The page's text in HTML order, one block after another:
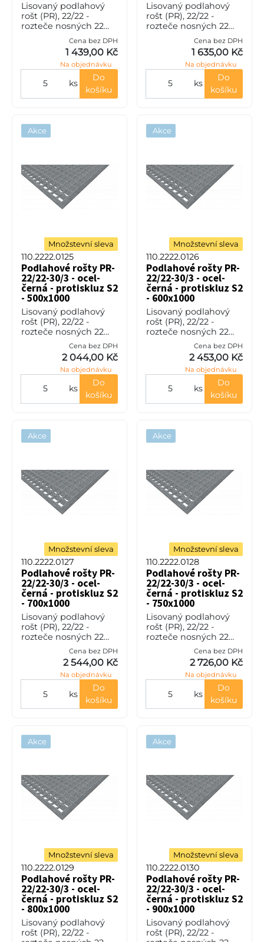
Lisovaný podlahový
rošt (PR), 22/22 -
rozteče nosných 22
mm / rozpěrných 22
mm, výška 30 mm, síla
3 mm, ocel S235JR
(ST37.2 nebo také ČSN
Cena bez DPH
1 439,00 Kč
Na objednávku
ks
Do
košíku
Lisovaný podlahový
rošt (PR), 22/22 -
rozteče nosných 22
mm / rozpěrných 22
mm, výška 30 mm, síla
3 mm, ocel S235JR
(ST37.2 nebo také ČSN
Cena bez DPH
1 635,00 Kč
Na objednávku
ks
Do
košíku
Akce
Množstevní sleva
110.2222.0125
Podlahové rošty PR-
22/22-30/3 - ocel-
černá - protiskluz S2
- 500x1000
Lisovaný podlahový
rošt (PR), 22/22 -
rozteče nosných 22
mm / rozpěrných 22
mm, výška 30 mm, síla
3 mm, ocel S235JR
(ST37.2 nebo také ČSN
Cena bez DPH
2 044,00 Kč
Na objednávku
ks
Do
košíku
Akce
Množstevní sleva
110.2222.0126
Podlahové rošty PR-
22/22-30/3 - ocel-
černá - protiskluz S2
- 600x1000
Lisovaný podlahový
rošt (PR), 22/22 -
rozteče nosných 22
mm / rozpěrných 22
mm, výška 30 mm, síla
3 mm, ocel S235JR
(ST37.2 nebo také ČSN
Cena bez DPH
2 453,00 Kč
Na objednávku
ks
Do
košíku
Akce
Množstevní sleva
110.2222.0127
Podlahové rošty PR-
22/22-30/3 - ocel-
černá - protiskluz S2
- 700x1000
Lisovaný podlahový
rošt (PR), 22/22 -
rozteče nosných 22
mm / rozpěrných 22
mm, výška 30 mm, síla
3 mm, ocel S235JR
(ST37.2 nebo také ČSN
Cena bez DPH
2 544,00 Kč
Na objednávku
ks
Do
košíku
Akce
Množstevní sleva
110.2222.0128
Podlahové rošty PR-
22/22-30/3 - ocel-
černá - protiskluz S2
- 750x1000
Lisovaný podlahový
rošt (PR), 22/22 -
rozteče nosných 22
mm / rozpěrných 22
mm, výška 30 mm, síla
3 mm, ocel S235JR
(ST37.2 nebo také ČSN
Cena bez DPH
2 726,00 Kč
Na objednávku
ks
Do
košíku
Akce
Množstevní sleva
110.2222.0129
Podlahové rošty PR-
22/22-30/3 - ocel-
černá - protiskluz S2
- 800x1000
Lisovaný podlahový
rošt (PR), 22/22 -
Akce
Množstevní sleva
110.2222.0130
Podlahové rošty PR-
22/22-30/3 - ocel-
černá - protiskluz S2
- 900x1000
Lisovaný podlahový
rošt (PR), 22/22 -